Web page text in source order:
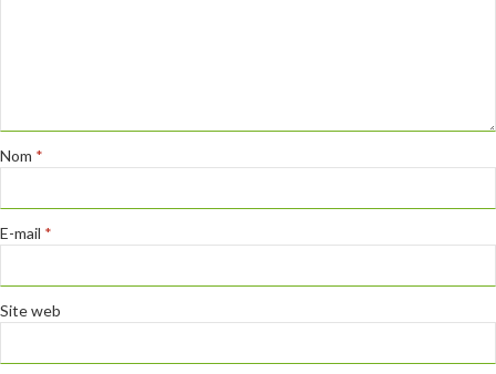
Nom *
E-mail *
Site web